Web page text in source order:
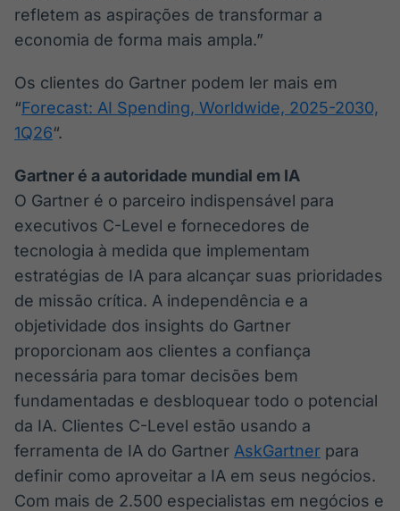
refletem as aspirações de transformar a
economia de forma mais ampla.”
Os clientes do Gartner podem ler mais em
“Forecast: AI Spending, Worldwide, 2025-2030,
1Q26“.
Gartner é a autoridade mundial em IA
O Gartner é o parceiro indispensável para
executivos C-Level e fornecedores de
tecnologia à medida que implementam
estratégias de IA para alcançar suas prioridades
de missão crítica. A independência e a
objetividade dos insights do Gartner
proporcionam aos clientes a confiança
necessária para tomar decisões bem
fundamentadas e desbloquear todo o potencial
da IA. Clientes C-Level estão usando a
ferramenta de IA do Gartner AskGartner para
definir como aproveitar a IA em seus negócios.
Com mais de 2.500 especialistas em negócios e